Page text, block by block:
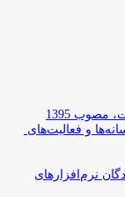
مصوب 1395
و فعالیت‌­های
نرم‌افزارهای